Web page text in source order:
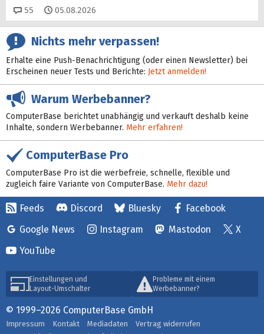
55 Kommentare
05.08.2026
Nichts mehr verpassen!
Erhalte eine Push-Benachrichtigung (oder einen Newsletter) bei
Erscheinen neuer Tests und Berichte: Jetzt anmelden!
Warum Werbebanner?
ComputerBase berichtet unabhängig und verkauft deshalb keine
Inhalte, sondern Werbebanner. Mehr erfahren!
ComputerBase Pro
ComputerBase Pro ist die werbefreie, schnelle, flexible und
zugleich faire Variante von ComputerBase. Mehr dazu!
Feeds Discord Bluesky
Facebook
Google News
Instagram Mastodon
X
YouTube
Einstellungen und
Layout-Umschalter
Probleme mit einem
Werbebanner?
© 1999–2026 ComputerBase GmbH
Impressum Kontakt Mediadaten
Vertrag widerrufen